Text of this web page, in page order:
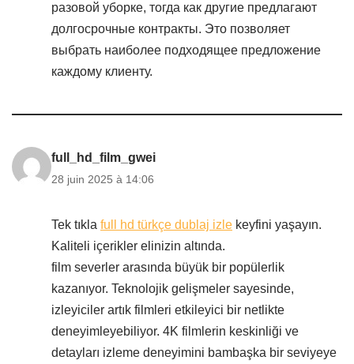
разовой уборке, тогда как другие предлагают
долгосрочные контракты. Это позволяет
выбрать наиболее подходящее предложение
каждому клиенту.
full_hd_film_gwei
28 juin 2025 à 14:06
Tek tıkla full hd türkçe dublaj izle keyfini yaşayın.
Kaliteli içerikler elinizin altında.
film severler arasında büyük bir popülerlik
kazanıyor. Teknolojik gelişmeler sayesinde,
izleyiciler artık filmleri etkileyici bir netlikte
deneyimleyebiliyor. 4K filmlerin keskinliği ve
detayları izleme deneyimini bambaşka bir seviyeye